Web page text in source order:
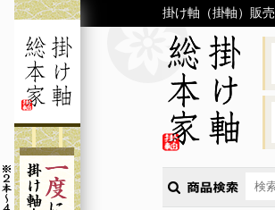
掛け軸（掛軸）販